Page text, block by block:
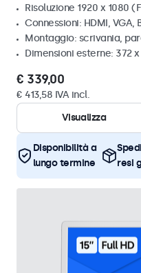
Risoluzione 1920 x 1080
Connessioni: HDMI, VGA,
Montaggio: scrivania,
Dimensioni esterne: 372
€ 339,00
€ 413,58 IVA incl.
Visualizza
Disponibilità a
lungo termine
resi